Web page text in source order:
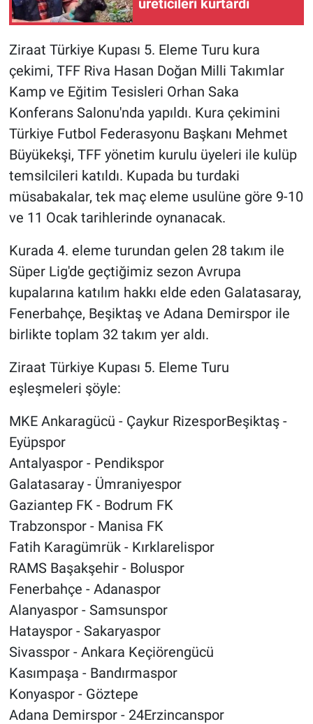
Ziraat Türkiye Kupası 5. Eleme Turu kura
çekimi, TFF Riva Hasan Doğan Milli Takımlar
Kamp ve Eğitim Tesisleri Orhan Saka
Konferans Salonu'nda yapıldı. Kura çekimini
Türkiye Futbol Federasyonu Başkanı Mehmet
Büyükekşi, TFF yönetim kurulu üyeleri ile kulüp
temsilcileri katıldı. Kupada bu turdaki
müsabakalar, tek maç eleme usulüne göre 9-10
ve 11 Ocak tarihlerinde oynanacak.
Kurada 4. eleme turundan gelen 28 takım ile
Süper Lig'de geçtiğimiz sezon Avrupa
kupalarına katılım hakkı elde eden Galatasaray,
Fenerbahçe, Beşiktaş ve Adana Demirspor ile
birlikte toplam 32 takım yer aldı.
Ziraat Türkiye Kupası 5. Eleme Turu
eşleşmeleri şöyle:
MKE Ankaragücü - Çaykur RizesporBeşiktaş -
Eyüpspor
Antalyaspor - Pendikspor
Galatasaray - Ümraniyespor
Gaziantep FK - Bodrum FK
Trabzonspor - Manisa FK
Fatih Karagümrük - Kırklarelispor
RAMS Başakşehir - Boluspor
Fenerbahçe - Adanaspor
Alanyaspor - Samsunspor
Hatayspor - Sakaryaspor
Sivasspor - Ankara Keçiörengücü
Kasımpaşa - Bandırmaspor
Konyaspor - Göztepe
Adana Demirspor - 24Erzincanspor